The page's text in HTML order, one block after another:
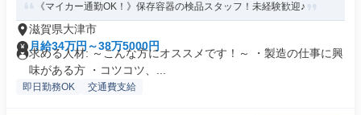
《マイカー通勤OK！》保存容器の検品スタッフ！未経験歓迎♪
滋賀県大津市
月給34万円～38万5000円
求める人材: ～こんな方にオススメです！～ ・製造の仕事に興
味がある方 ・コツコツ、...
即日勤務OK 交通費支給